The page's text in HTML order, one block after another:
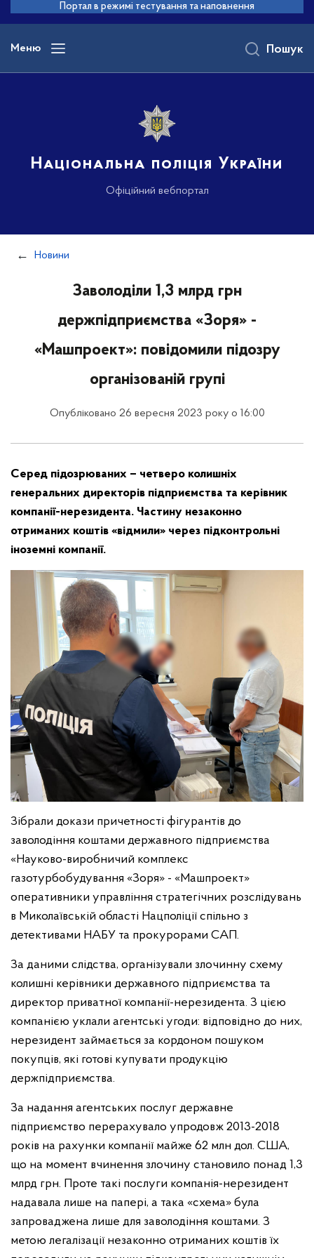
основного
вмісту
Портал в режимі тестування та наповнення
Меню
Національна поліція України
Офіційний вебпортал
Пошук
Новини
Заволоділи 1,3 млрд грн
держпідприємства «Зоря» -
«Машпроект»: повідомили підозру
організованій групі
Опубліковано 26 вересня 2023 року о 16:00
Серед підозрюваних – четверо колишніх
генеральних директорів підприємства та керівник
компанії-нерезидента. Частину незаконно
отриманих коштів «відмили» через підконтрольні
іноземні компанії.
Зібрали докази причетності фігурантів до
заволодіння коштами державного підприємства
«Науково-виробничий комплекс
газотурбобудування «Зоря» - «Машпроект»
оперативники управління стратегічних розслідувань
в Миколаївській області Нацполіції спільно з
детективами НАБУ та прокурорами САП.
За даними слідства, організували злочинну схему
колишні керівники державного підприємства та
директор приватної компанії-нерезидента. З цією
компанією уклали агентські угоди: відповідно до них,
нерезидент займається за кордоном пошуком
покупців, які готові купувати продукцію
держпідприємства.
За надання агентських послуг державне
підприємство перерахувало упродовж 2013-2018
років на рахунки компанії майже 62 млн дол. США,
що на момент вчинення злочину становило понад 1,3
млрд грн. Проте такі послуги компанія-нерезидент
надавала лише на папері, а така «схема» була
запроваджена лише для заволодіння коштами. З
метою легалізації незаконно отриманих коштів їх